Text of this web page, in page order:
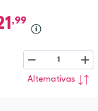
,99
1
Alternativas